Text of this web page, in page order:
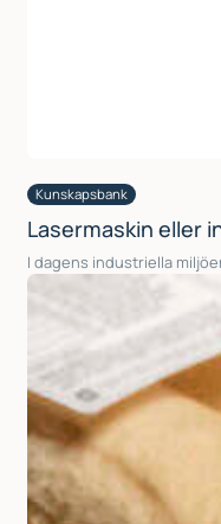
Kunskapsbank
Lasermaskin eller
I dagens industriella